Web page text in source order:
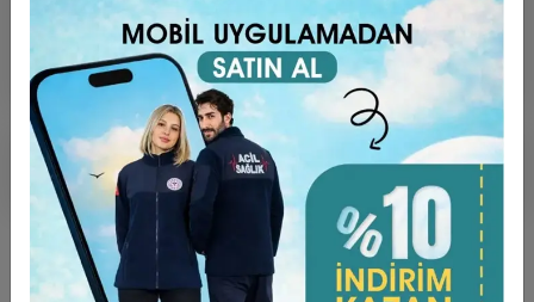
Ürün Açıklaması Garanti ve Teslimat